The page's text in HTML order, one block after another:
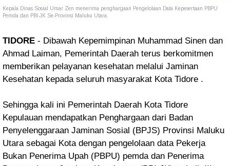
Kepala Dinas Sosial Umar Zen menerima penghargaan Pengelolaan Data Kepesertaan PBPU
Pemda dan PBI-JK Se-Provinsi Maluku Utara.
TIDORE - Dibawah Kepemimpinan Muhammad Sinen dan
Ahmad Laiman, Pemerintah Daerah terus berkomitmen
memberikan pelayanan kesehatan melalui Jaminan
Kesehatan kepada seluruh masyarakat Kota Tidore .
Sehingga kali ini Pemerintah Daerah Kota Tidore
Kepulauan mendapatkan Penghargaan dari Badan
Penyelenggaraan Jaminan Sosial (BPJS) Provinsi Maluku
Utara sebagai Kota dengan pengelolaan data Pekerja
Bukan Penerima Upah (PBPU) pemda dan Penerima